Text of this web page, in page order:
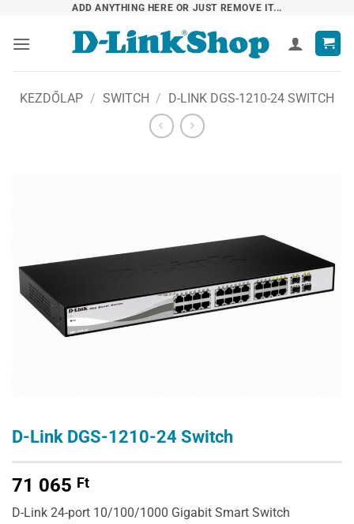
content
ADD ANYTHING HERE OR JUST REMOVE IT...
KEZDŐLAP / SWITCH / D-LINK DGS-1210-24 SWITCH
D-Link DGS-1210-24 Switch
71 065 Ft
D-Link 24-port 10/100/1000 Gigabit Smart Switch